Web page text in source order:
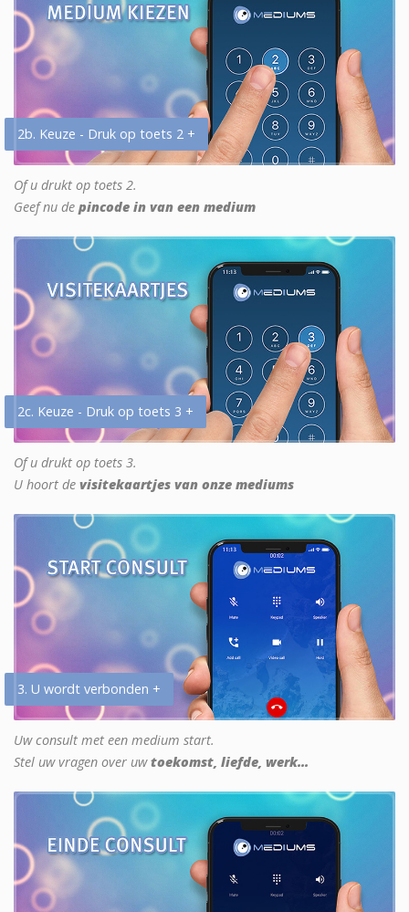
2b. Keuze - Druk op toets 2 +
Of u drukt op toets 2.
Geef nu de pincode in van een medium
2c. Keuze - Druk op toets 3 +
Of u drukt op toets 3.
U hoort de visitekaartjes van onze mediums
3. U wordt verbonden +
Uw consult met een medium start.
Stel uw vragen over uwtoekomst, liefde, werk...